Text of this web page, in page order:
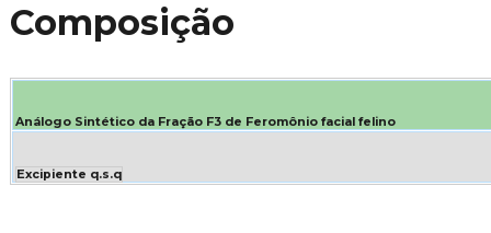
Composição
Análogo Sintético da Fração F3 de Feromônio facial felino
Excipiente q.s.q